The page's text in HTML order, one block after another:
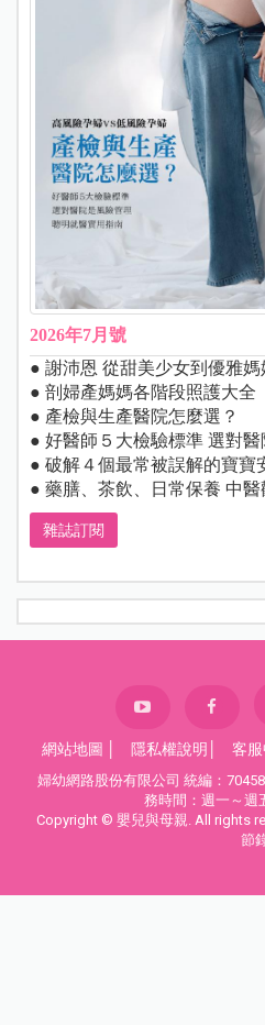
2026年7月號
● 謝沛恩 從甜美少女到優雅媽
● 剖婦產媽媽各階段照護大全
● 產檢與生產醫院怎麼選？
● 好醫師５大檢驗標準 選對
● 破解４個最常被誤解的寶寶
● 藥膳、茶飲、日常保養 中
雜誌訂閱
網站地圖 隱私權說明 客
婦幼網路股份有限公司 統編：
務時間：週一～週
Copyright © 嬰兒與母親. All rights
節